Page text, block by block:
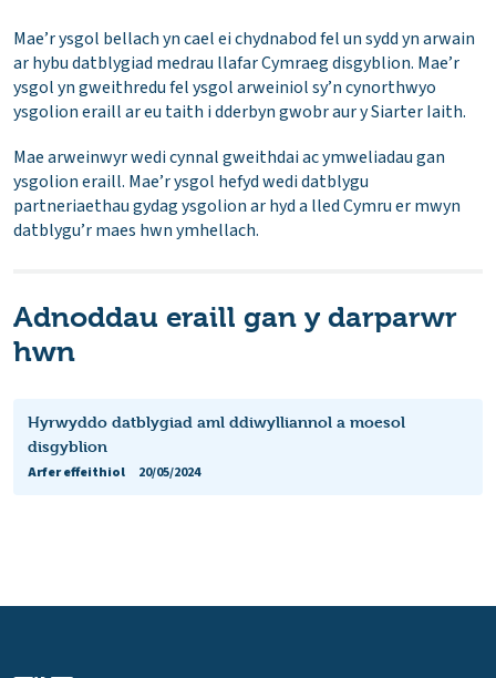
Mae’r ysgol bellach yn cael ei chydnabod fel un sydd yn arwain
ar hybu datblygiad medrau llafar Cymraeg disgyblion. Mae’r
ysgol yn gweithredu fel ysgol arweiniol sy’n cynorthwyo
ysgolion eraill ar eu taith i dderbyn gwobr aur y Siarter Iaith.
Mae arweinwyr wedi cynnal gweithdai ac ymweliadau gan
ysgolion eraill. Mae’r ysgol hefyd wedi datblygu
partneriaethau gydag ysgolion ar hyd a lled Cymru er mwyn
datblygu’r maes hwn ymhellach.
Adnoddau eraill gan y darparwr
hwn
Hyrwyddo datblygiad aml ddiwylliannol a moesol
disgyblion
Arfer effeithiol
20/05/2024